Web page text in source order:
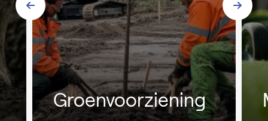
Groenvoorziening